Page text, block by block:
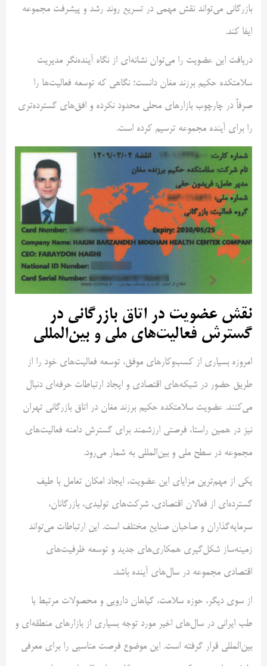
بازرگانی می‌تواند نقش مهمی در تسریع روند رشد و پیشرفت مجموعه
ایفا کند.
دریافت این عضویت را می‌توان نشانه‌ای از نگاه آینده‌نگر مدیریت
سلامتکده حکیم برزند مغان دانست؛ نگاهی که توسعه فعالیت‌ها را
صرفاً در چارچوب بازارهای محلی محدود نکرده و افق‌های گسترده‌تری
را برای آینده مجموعه ترسیم کرده است.
نقش عضویت در اتاق بازرگانی در
گسترش فعالیت‌های ملی و بین‌المللی
امروزه بسیاری از کسب‌وکارهای موفق، توسعه فعالیت‌های خود را از
طریق حضور در شبکه‌های اقتصادی و ایجاد ارتباطات حرفه‌ای دنبال
می‌کنند. عضویت سلامتکده حکیم برزند مغان در اتاق بازرگانی تهران
نیز در همین راستا، فرصتی ارزشمند برای گسترش دامنه فعالیت‌های
مجموعه در سطح ملی و بین‌المللی به شمار می‌رود.
یکی از مهم‌ترین مزایای این عضویت، ایجاد امکان تعامل با طیف
گسترده‌ای از فعالان اقتصادی، شرکت‌های تولیدی، بازرگانان،
سرمایه‌گذاران و صاحبان صنایع مختلف است. این ارتباطات می‌تواند
زمینه‌ساز شکل‌گیری همکاری‌های جدید و توسعه ظرفیت‌های
اقتصادی مجموعه در سال‌های آینده باشد.
از سوی دیگر، حوزه سلامت، گیاهان دارویی و محصولات مرتبط با
طب ایرانی در سال‌های اخیر مورد توجه بسیاری از بازارهای منطقه‌ای و
بین‌المللی قرار گرفته است. این موضوع فرصت مناسبی را برای معرفی